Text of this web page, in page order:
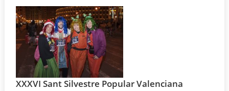
XXXVI Sant Silvestre Popular Valenciana